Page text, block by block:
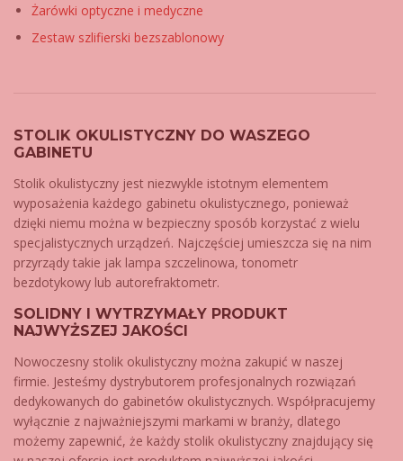
Żarówki optyczne i medyczne
Zestaw szlifierski bezszablonowy
STOLIK OKULISTYCZNY DO WASZEGO
GABINETU
Stolik okulistyczny jest niezwykle istotnym elementem
wyposażenia każdego gabinetu okulistycznego, ponieważ
dzięki niemu można w bezpieczny sposób korzystać z wielu
specjalistycznych urządzeń. Najczęściej umieszcza się na nim
przyrządy takie jak lampa szczelinowa, tonometr
bezdotykowy lub autorefraktometr.
SOLIDNY I WYTRZYMAŁY PRODUKT
NAJWYŻSZEJ JAKOŚCI
Nowoczesny stolik okulistyczny można zakupić w naszej
firmie. Jesteśmy dystrybutorem profesjonalnych rozwiązań
dedykowanych do gabinetów okulistycznych. Współpracujemy
wyłącznie z najważniejszymi markami w branży, dlatego
możemy zapewnić, że każdy stolik okulistyczny znajdujący się